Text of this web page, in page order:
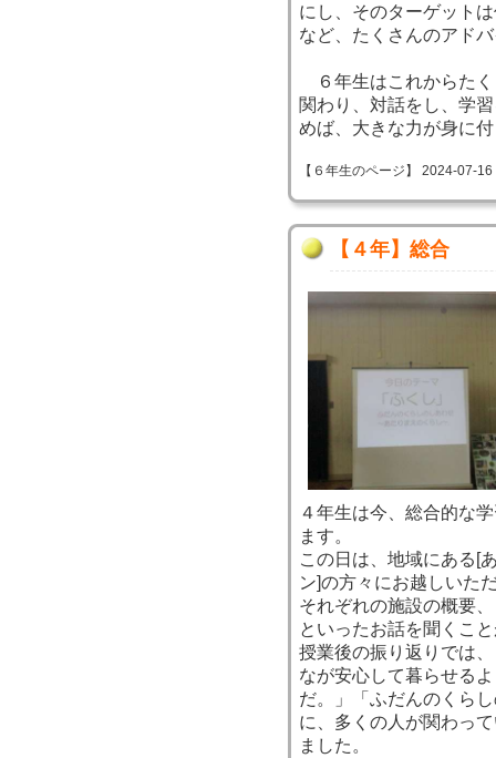
にし、そのターゲット
など、たくさんのアド
６年生はこれからたく
関わり、対話をし、学
めば、大きな力が身に
【６年生のページ】 2024-07-
【４年】総合
４年生は今、総合的な
ます。
この日は、地域にある[
ン]の方々にお越しいた
それぞれの施設の概要
といったお話を聞くこ
授業後の振り返りでは
なが安心して暮らせる
だ。」「ふだんのくら
に、多くの人が関わっ
ました。